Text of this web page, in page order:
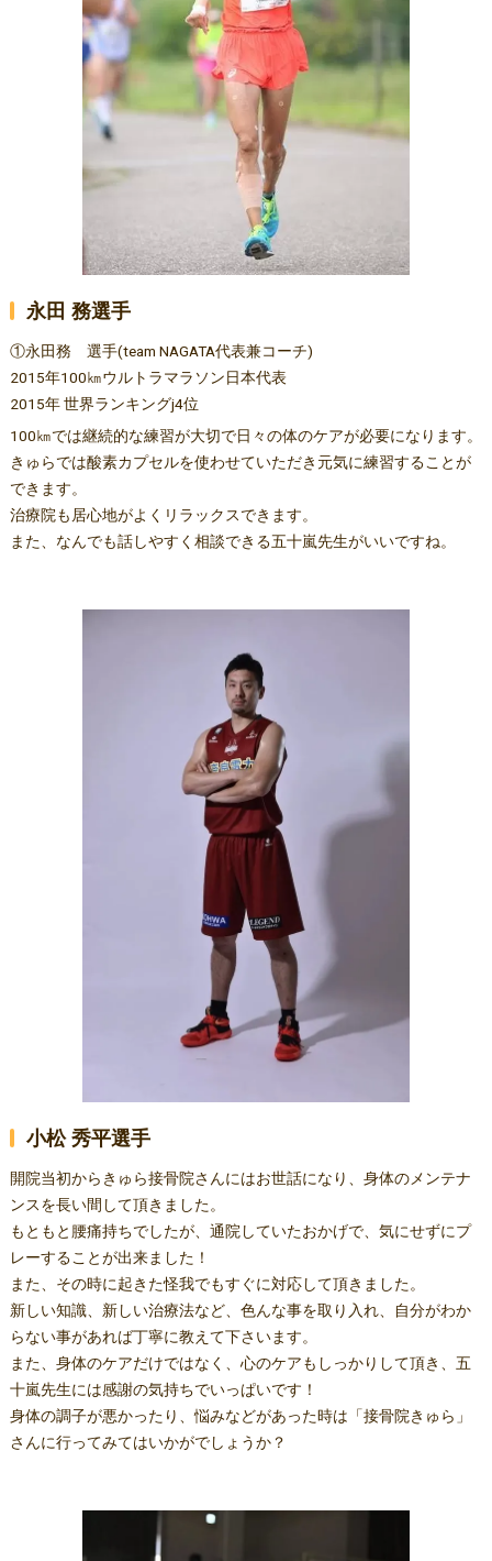
永田 務選手
①永田務 選手(team NAGATA代表兼コーチ)
2015年100㎞ウルトラマラソン日本代表
2015年 世界ランキングj4位
100㎞では継続的な練習が大切で日々の体のケアが必要になります。
きゅらでは酸素カプセルを使わせていただき元気に練習することが
できます。
治療院も居心地がよくリラックスできます。
また、なんでも話しやすく相談できる五十嵐先生がいいですね。
小松 秀平選手
開院当初からきゅら接骨院さんにはお世話になり、身体のメンテナ
ンスを長い間して頂きました。
もともと腰痛持ちでしたが、通院していたおかげで、気にせずにプ
レーすることが出来ました！
また、その時に起きた怪我でもすぐに対応して頂きました。
新しい知識、新しい治療法など、色んな事を取り入れ、自分がわか
らない事があれば丁寧に教えて下さいます。
また、身体のケアだけではなく、心のケアもしっかりして頂き、五
十嵐先生には感謝の気持ちでいっぱいです！
身体の調子が悪かったり、悩みなどがあった時は「接骨院きゅら」
さんに行ってみてはいかがでしょうか？